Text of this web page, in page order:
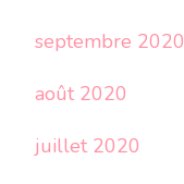
septembre 2020
août 2020
juillet 2020